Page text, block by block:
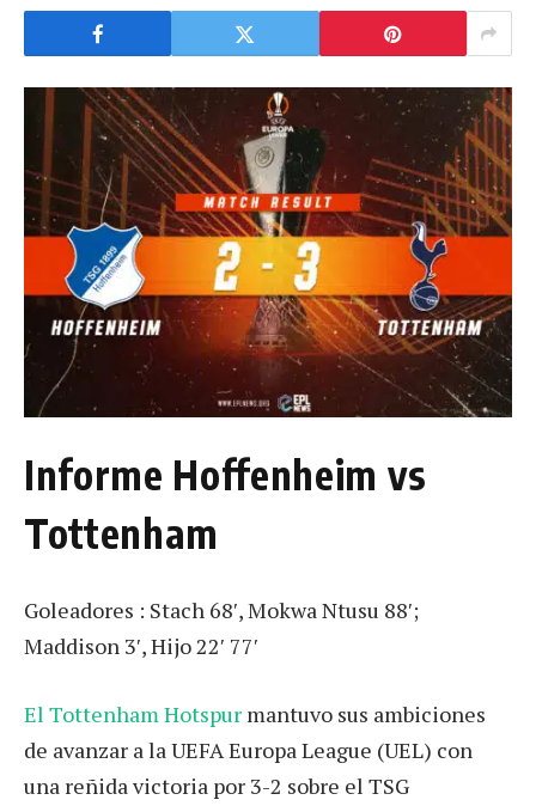
Informe Hoffenheim vs
Tottenham
Goleadores : Stach 68′, Mokwa Ntusu 88′;
Maddison 3′, Hijo 22′ 77′
El Tottenham Hotspur mantuvo sus ambiciones
de avanzar a la UEFA Europa League (UEL) con
una reñida victoria por 3-2 sobre el TSG